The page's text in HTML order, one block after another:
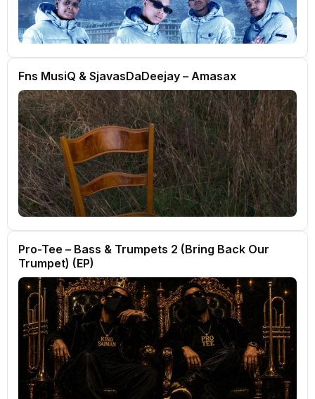
Fns MusiQ & SjavasDaDeejay – Amasax
Pro-Tee – Bass & Trumpets 2 (Bring Back Our
Trumpet) (EP)